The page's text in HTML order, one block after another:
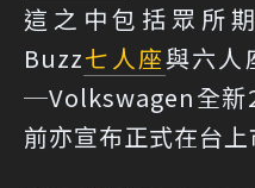
這之中包括眾所
Buzz七人座與六人
─Volkswagen全新
前亦宣布正式在台